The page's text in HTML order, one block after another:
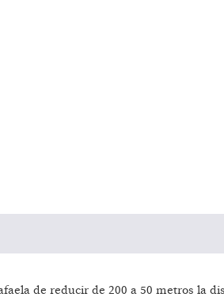
de reducir de 200 a 50 metros la